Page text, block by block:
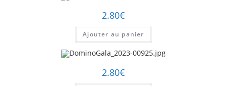
2.80€
Ajouter au panier
2.80€